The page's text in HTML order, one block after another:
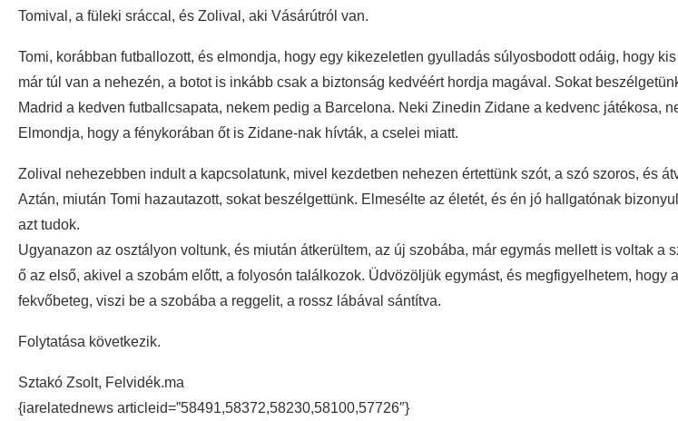
Tomival, a füleki sráccal, és Zolival, aki Vásárútról van.
Tomi, korábban futballozott, és elmondja, hogy egy kikezeletlen gyulladás súlyosbodott odáig, hogy
már túl van a nehezén, a botot is inkább csak a biztonság kedvéért hordja magával. Sokat
Madrid a kedven futballcsapata, nekem pedig a Barcelona. Neki Zinedin Zidane a kedvenc játékosa,
Elmondja, hogy a fénykorában őt is Zidane-nak hívták, a cselei miatt.
Zolival nehezebben indult a kapcsolatunk, mivel kezdetben nehezen értettünk szót, a szó szoros, és
Aztán, miután Tomi hazautazott, sokat beszélgettünk. Elmesélte az életét, és én jó hallgatónak
azt tudok.
Ugyanazon az osztályon voltunk, és miután átkerültem, az új szobába, már egymás mellett is voltak a
ő az első, akivel a szobám előtt, a folyosón találkozok. Üdvözöljük egymást, és megfigyelhetem, hogy
fekvőbeteg, viszi be a szobába a reggelit, a rossz lábával sántítva.
Folytatása következik.
Sztakó Zsolt, Felvidék.ma
{iarelatednews articleid=”58491,58372,58230,58100,57726″}